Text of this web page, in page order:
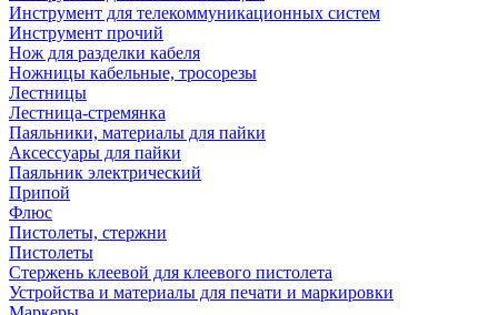
Инструмент для телекоммуникационных систем
Инструмент прочий
Нож для разделки кабеля
Ножницы кабельные, тросорезы
Лестницы
Лестница-стремянка
Паяльники, материалы для пайки
Аксессуары для пайки
Паяльник электрический
Припой
Флюс
Пистолеты, стержни
Пистолеты
Стержень клеевой для клеевого пистолета
Устройства и материалы для печати и маркировки